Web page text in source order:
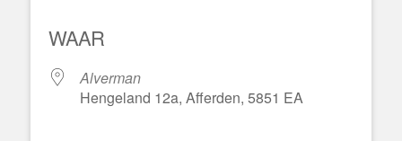
WAAR
Alverman
Hengeland 12a, Afferden, 5851 EA